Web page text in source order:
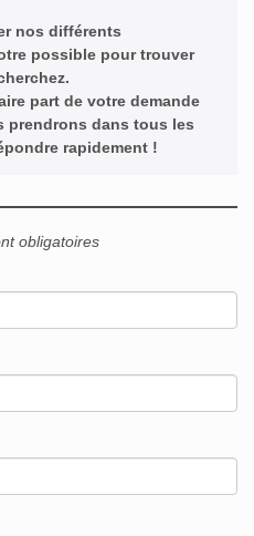
nos différents
possible pour trouver
part de votre demande
prendrons dans tous les
rapidement !
obligatoires